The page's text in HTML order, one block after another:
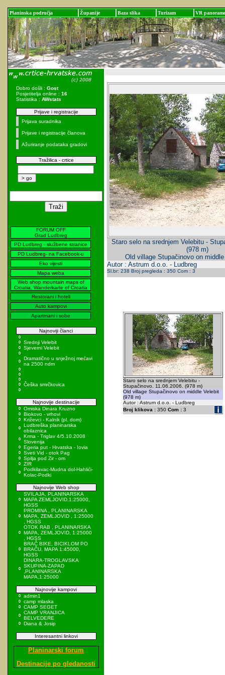
Planinska područja Županije Baza slika Turizam VR panorame
Dobro došli : Gost
Posjetitelja online : 16
Statistika : AWstats
Prijave i registracije
Prijava suradnika
Prijave i registracije članova
Ažuriranje podataka gradovi
Tražilica - crtice
FORUM OFF
Grad Ludbreg
PD Ludbreg - službene stranice
PD Ludbreg- na Facebook-u
Eko vijesti
Mapa weba
Web shop mountain maps of
Croatia, Wanderkarte of Croatia
Restorani i hoteli
Auto kampovi
Apartmani i sobe
Najnoviji članci
Srednji Velebit
Sjeverni Velebit
Dramatično u snježnoj mećavi
na 2500 ndm
Češka smrčkovica
Najnovije destinacije
Omiska Dinara Kruzno
Biokovo - vrhovi
Križevci - Kalnik (pl. dom)
Ludbreška planinarska
obilaznica
Krma - Triglav 4/5.10.2008
Slovenija
Egeria put - Hrvatska - Iovia
Sveti Vid - otok Pag
Spilja pod Zir - om
ZIR
Podkilavac-Mudna dol-Hahlići-
Kolac-Podki
Najnovije Web shop
SVILAJA, PLANINARSKA
MAPA ZEMLJOVID,1:25000,
HGSS
PROMINA , PLANINARSKA
MAPA, ZEMLJOVID , 1:25000
, HGSS
OTOK RAB , PLANINARSKA
MAPA, ZEMLJOVID, 1:25000
, HGSS
BRAČ BIKE, BICIKLOM PO
BRAČU, MAPA 1:45000,
HGSS
DINARA-TROGLAVSKA
SKUPINA-ZAPAD
,PLANINARSKA
MAPA,1:25000
Najnovije kampovi
admin1
camp mlaska
CAMP SEGET
CAMP VRANJICA
BELVEDERE
Diana & Josip
Interesantni linkovi
Planinarski forum
Destinacije po gledanosti
Staro selo na srednjem Velebitu -
(978 m)
Old village Stupačinovo on
Autor : Astrum d.o.o. - Ludbreg
Sl.br: 238 Broj pregleda : 350 Com : 3
Staro selo na srednjem Velebitu -
Stupačinovo. 11.06.2006. (978 m)
Old village Stupačinovo on middle Velebit
(978 m)
Autor : Astrum d.o.o. - Ludbreg
Broj klikova :350 Com :3